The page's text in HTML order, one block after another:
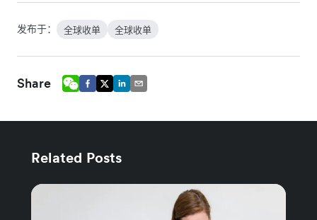
发布于： 全球收单 全球收单
Share
Related Posts